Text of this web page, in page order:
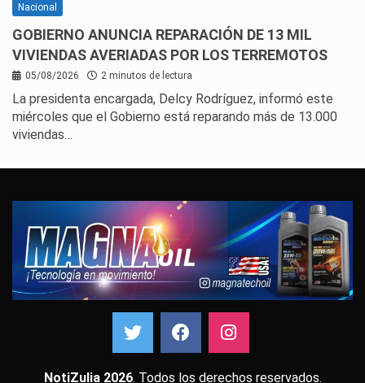
Nacional
GOBIERNO ANUNCIA REPARACIÓN DE 13 MIL
VIVIENDAS AVERIADAS POR LOS TERREMOTOS
05/08/2026 2 minutos de lectura
La presidenta encargada, Delcy Rodríguez, informó este
miércoles que el Gobierno está reparando más de 13.000
viviendas…
NotiZulia 2026. Todos los derechos reservados.